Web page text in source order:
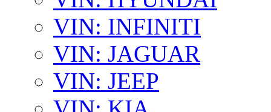
VIN: INFINITI
VIN: JAGUAR
VIN: JEEP